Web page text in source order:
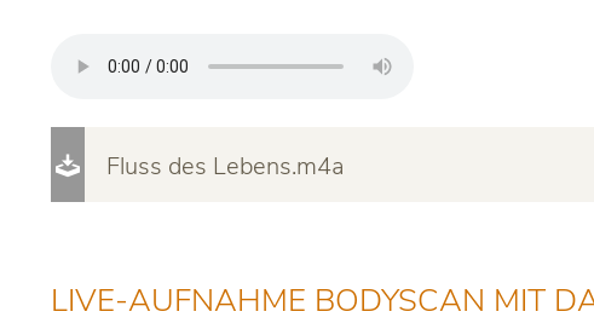
Fluss des Lebens.m4a
LIVE-AUFNAHME BODYSCAN MIT